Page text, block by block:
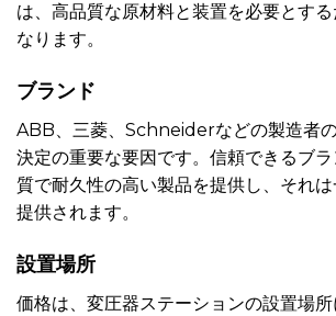
は、高品質な原材料と装置を必要とする
なります。
ブランド
ABB、三菱、Schneiderなどの製造者
決定の重要な要因です。信頼できるブ
質で耐久性の高い製品を提供し、それ
提供されます。
設置場所
価格は、変圧器ステーションの設置場